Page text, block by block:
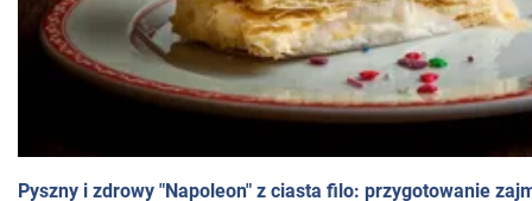
Pyszny i zdrowy "Napoleon" z ciasta filo: przygotowanie